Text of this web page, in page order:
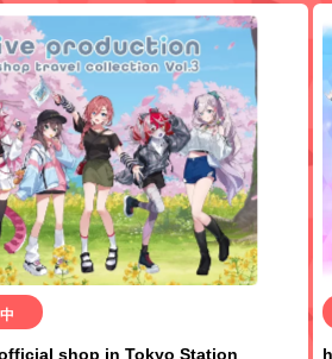
shop in Tokyo Station